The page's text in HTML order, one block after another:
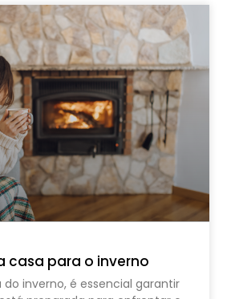
casa para o inverno
inverno, é essencial garantir